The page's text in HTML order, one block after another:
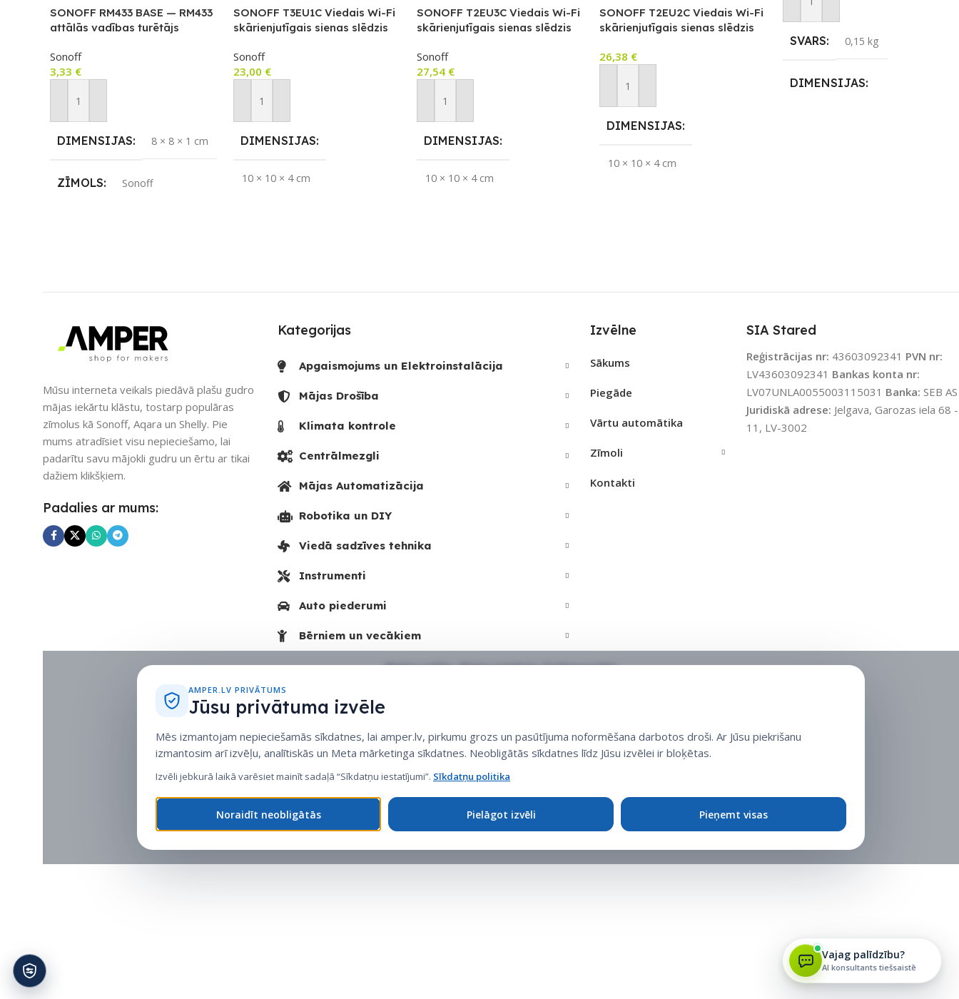
SONOFF RM433 BASE — RM433
attālās vadības turētājs
Sonoff
3,33 €
Pievienot Grozam
DIMENSIJAS 8 × 8 × 1 cm
ZĪMOLS Sonoff
SONOFF T3EU1C Viedais Wi-Fi
skārienjutīgais sienas slēdzis
Sonoff
23,00 €
Pievienot Grozam
DIMENSIJAS
10 × 10 × 4 cm
Wi-Fi
UZREIZ PIEEJAMAIS
SONOFF T2EU3C Viedais Wi-Fi
skārienjutīgais sienas slēdzis
Sonoff
27,54 €
Pievienot Grozam
DIMENSIJAS
10 × 10 × 4 cm
SONOFF T2EU2C Viedais Wi-Fi
skārienjutīgais sienas slēdzis
26,38 €
Pievienot Grozam
DIMENSIJAS
10 × 10 × 4 cm
Pievienot Grozam
SVARS 0,15 kg
DIMENSIJAS
PIEEJAMS UZREIZ
UZREIZ PIEEJAMAIS
SKAITS
Mūsu interneta veikals piedāvā plašu gudro
mājas iekārtu klāstu, tostarp populāras
zīmolus kā Sonoff, Aqara un Shelly. Pie
mums atradīsiet visu nepieciešamo, lai
padarītu savu mājokli gudru un ērtu ar tikai
dažiem klikšķiem.
Padalies ar mums:
Kategorijas
Apgaismojums un Elektroinstalācija
Mājas Drošība
Klimata kontrole
Centrālmezgli
Mājas Automatizācija
Robotika un DIY
Viedā sadzīves tehnika
Instrumenti
Auto piederumi
Bērniem un vecākiem
Izvēlne
Sākums
Piegāde
Vārtu automātika
Zīmoli
Kontakti
SIA Stared
Reģistrācijas nr: 43603092341 PVN nr:
LV43603092341 Bankas konta nr:
LV07UNLA0055003115031 Banka: SEB AS
Juridiskā adrese: Jelgava, Garozas iela 68 -
11, LV-3002
Vajag palīdzību?
AI konsultants tiešsaistē
AMPER.LV PRIVĀTUMS
Jūsu privātuma izvēle
Mēs izmantojam nepieciešamās sīkdatnes, lai amper.lv, pirkumu grozs un pasūtījuma noformēšana darbotos droši. Ar Jūsu piekrišanu
izmantosim arī izvēļu, analītiskās un Meta mārketinga sīkdatnes. Neobligātās sīkdatnes līdz Jūsu izvēlei ir bloķētas.
Izvēli jebkurā laikā varēsiet mainīt sadaļā “Sīkdatņu iestatījumi”. Sīkdatņu politika
Noraidīt neobligātās Pielāgot izvēli Pieņemt visas
Sīkdatņu politika• Sīkdatņu iestatījumi •Privātuma politika